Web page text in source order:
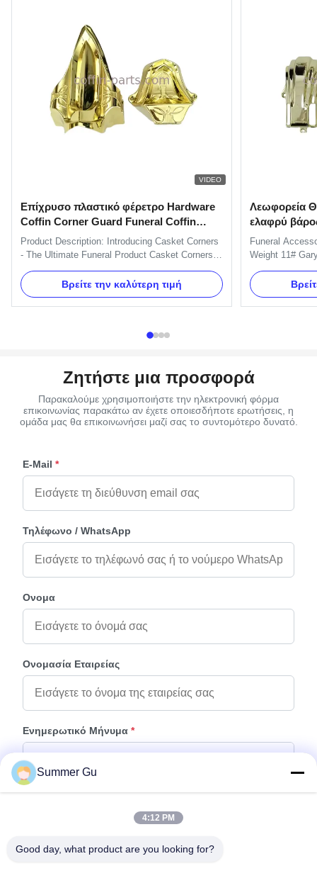
VIDEO
Επίχρυσο πλαστικό φέρετρο Hardware
Coffin Corner Guard Funeral Coffin
Εξάρτημα
Product Description: Introducing Casket Corners
- The Ultimate Funeral Product Casket Corners
casket with a beautiful, timeless look. Our
product is perfect for any funeral home, large or
small. Manufactured by a leading large funeral
Βρείτε την καλύτερη τιμή
Λεωφορεία
ελαφρύ
με ατσάλι
Funeral
Weight 11#
Casket Corner
Attribute Value
Model Number
Ζητήστε μια προσφορά
Παρακαλούμε χρησιμοποιήστε την ηλεκτρονική φόρμα
επικοινωνίας παρακάτω αν έχετε οποιεσδήποτε ερωτήσεις, η
ομάδα μας θα επικοινωνήσει μαζί σας το συντομότερο δυνατό.
E-Mail *
Τηλέφωνο / WhatsApp
Ονομα
Ονομασία Εταιρείας
Ενημερωτικό Μήνυμα *
Προσάρτηση Αρχείων
Summer Gu
4:12 PM
Good day, what product are you looking for?